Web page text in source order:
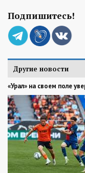
Подпишитесь!
Другие новости
«Урал» на своем поле